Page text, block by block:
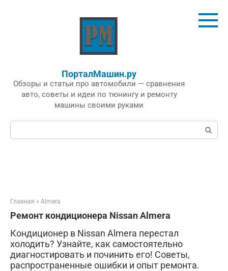
ПорталМашин.ру
Обзоры и статьи про автомобили — сравнения
авто, советы и идеи по тюнингу и ремонту
машины своими руками
Поиск:
Главная » Almera
Ремонт кондиционера Nissan Almera
Кондиционер в Nissan Almera перестал
холодить? Узнайте, как самостоятельно
диагностировать и починить его! Советы,
распространенные ошибки и опыт ремонта.